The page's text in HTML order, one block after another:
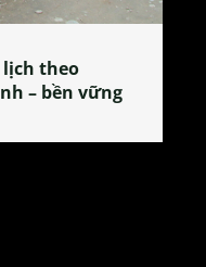
tẻ Phú Nhi – nơi lan
Đoài